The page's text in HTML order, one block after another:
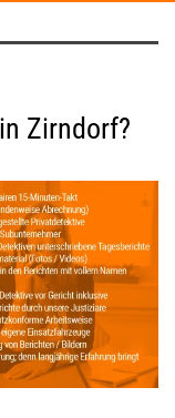
Zirndorf?